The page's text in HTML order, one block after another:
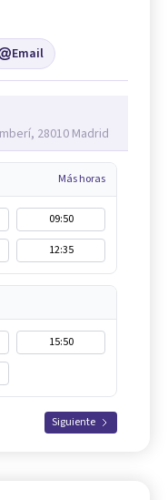
Email
28010 Madrid
Más horas
09:50
12:35
15:50
Siguiente